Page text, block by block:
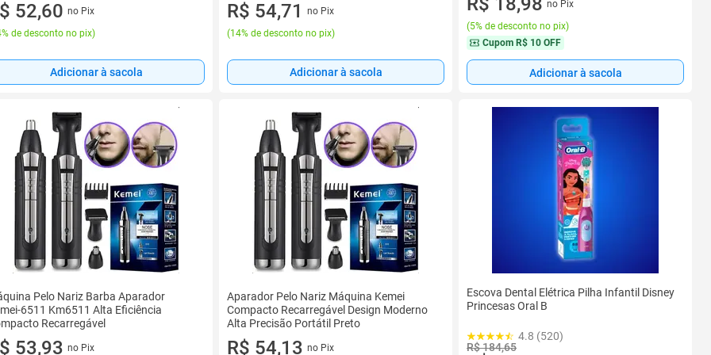
52,60 no Pix
de desconto no pix)
Adicionar à sacola
R$ 54,71
no Pix
(14% de desconto no pix)
Adicionar à sacola
no Pix
(5% de desconto no pix)
Cupom R$ 10 OFF
Adicionar à sacola
Pelo Nariz Barba Aparador
6511 Km6511 Alta Eficiência
Recarregável
53,93 no Pix
Aparador Pelo Nariz Máquina Kemei
Compacto Recarregável Design Moderno
Alta Precisão Portátil Preto
R$ 54,13 no Pix
Escova Dental Elétrica Pilha Infantil Disney
Princesas Oral B
4.8 (520)
R$ 184,65